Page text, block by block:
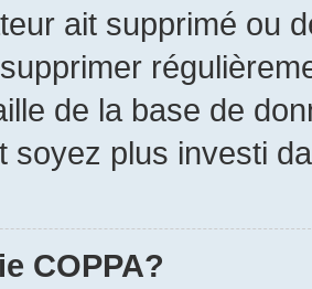
ait supprimé ou
de la base de
soyez plus investi
COPPA?